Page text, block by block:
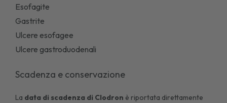
Esofagite
Gastrite
Ulcere esofagee
Ulcere gastroduodenali
Scadenza e conservazione
La data di scadenza di Clodron è riportata direttamente